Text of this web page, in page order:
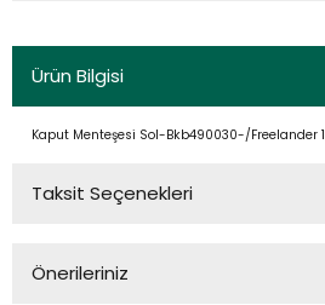
Ürün Bilgisi
Kaput Menteşesi Sol-Bkb490030-/Freelander 1
Taksit Seçenekleri
Önerileriniz